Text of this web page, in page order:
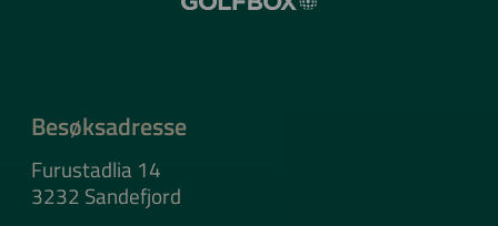
Besøksadresse
Furustadlia 14
3232 Sandefjord